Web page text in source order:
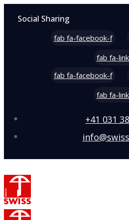
Social Sharing
fab fa-facebook-f
fab fa-
fab fa-facebook-f
fab fa-
+41 031